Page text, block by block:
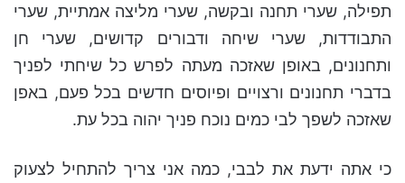
תפילה, שערי תחנה ובקשה, שערי מליצה אמתיית, שערי
התבודדות, שערי שיחה ודבורים קדושים, שערי חן
ותחנונים, באופן שאזכה מעתה לפרש כל שיחתי לפניך
בדברי תחנונים ורצויים ופיוסים חדשים בכל פעם, באפן
שאזכה לשפך לבי כמים נוכח פניך יהוה בכל עת.
כי אתה ידעת את לבבי, כמה אני צריך להתחיל לצעוק